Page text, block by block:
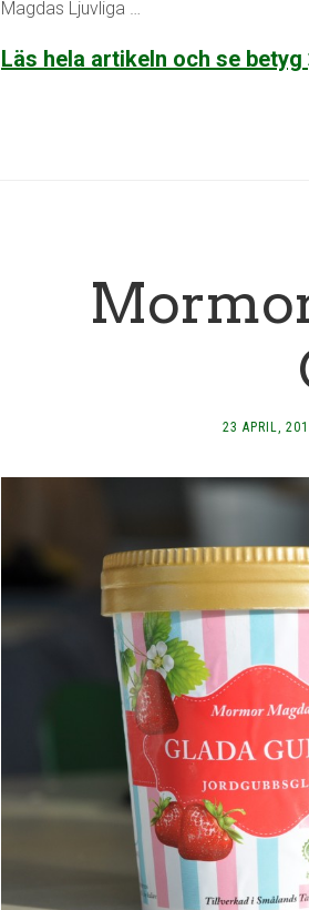
Magdas Ljuvliga …
Läs hela artikeln och se betyg
23 APRIL,